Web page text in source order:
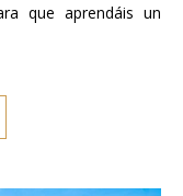
que aprendáis un